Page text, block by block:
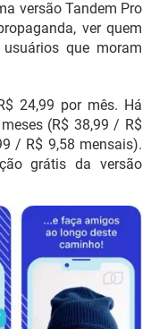
versão Tandem Pro
ver quem
que moram
24,99 por mês. Há
(R$ 38,99 / R$
/ R$ 9,58 mensais).
grátis da versão